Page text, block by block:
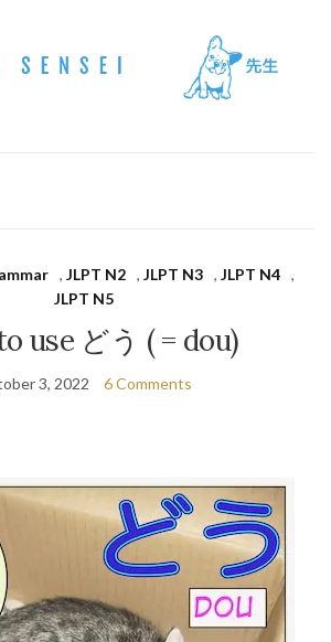
, JLPT N2 , JLPT N3 , JLPT N4 ,
JLPT N5
use どう ( = dou)
3, 2022 6 Comments